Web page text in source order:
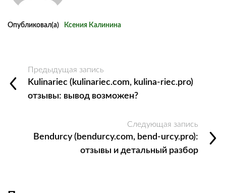
Опубликовал(а) Ксения Калинина
Предыдущая запись
Kulinariec (kulinariec.com, kulina-riec.pro)
отзывы: вывод возможен?
Следующая запись
Bendurcy (bendurcy.com, bend-urcy.pro):
отзывы и детальный разбор